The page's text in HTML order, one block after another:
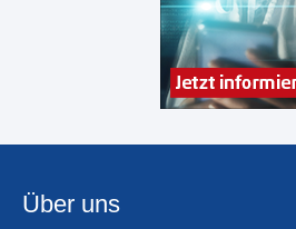
Über uns